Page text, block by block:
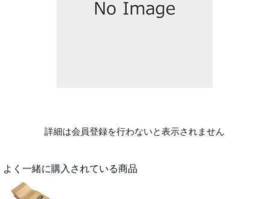
詳細は会員登録を行わないと表示されません
よく一緒に購入されている商品